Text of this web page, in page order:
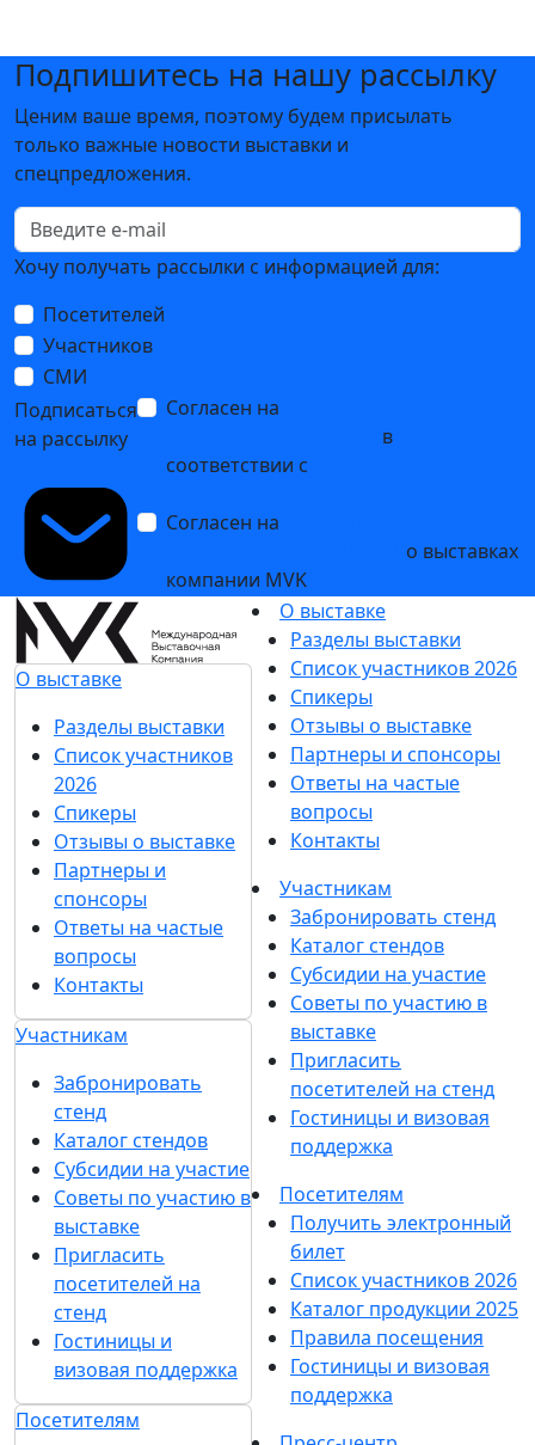
Подпишитесь на нашу рассылку
Ценим ваше время, поэтому будем присылать
только важные новости выставки и
спецпредложения.
Хочу получать рассылки с информацией для:
Посетителей
Участников
СМИ
Подписаться
на рассылку
Согласен на
в
соответствии с
Согласен на
о выставках
компании MVK
О выставке
Разделы выставки
Список участников
2026
Спикеры
Отзывы о выставке
Партнеры и
спонсоры
Ответы на частые
вопросы
Контакты
Участникам
Забронировать
стенд
Каталог стендов
Субсидии на участие
Советы по участию в
выставке
Пригласить
посетителей на
стенд
Гостиницы и
визовая поддержка
Посетителям
О выставке
Разделы выставки
Список участников 2026
Спикеры
Отзывы о выставке
Партнеры и спонсоры
Ответы на частые
вопросы
Контакты
Участникам
Забронировать стенд
Каталог стендов
Субсидии на участие
Советы по участию в
выставке
Пригласить
посетителей на стенд
Гостиницы и визовая
поддержка
Посетителям
Получить электронный
билет
Список участников 2026
Каталог продукции 2025
Правила посещения
Гостиницы и визовая
поддержка